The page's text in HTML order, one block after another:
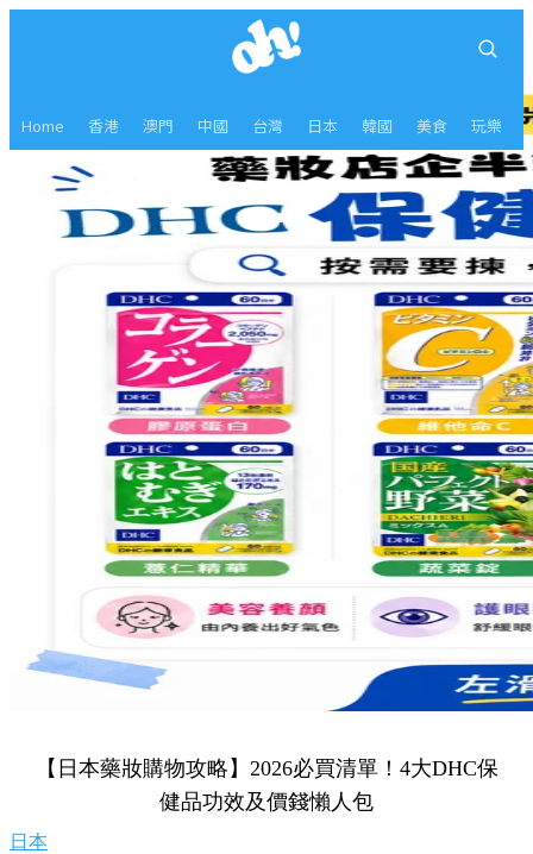
Home 香港 澳門 中國 台灣 日本 韓國 美食 玩樂
【日本藥妝購物攻略】2026必買清單！4大DHC保
健品功效及價錢懶人包
日本